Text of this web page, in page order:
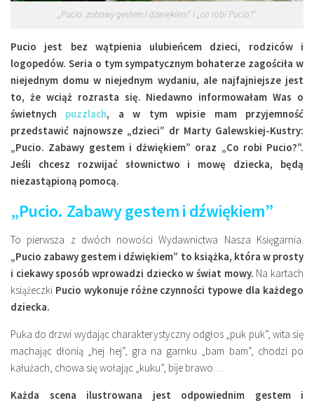
Kultura
Wydarzenia
Podróże
„Pucio. zabawy gestem i dżwiękiem” i „co robi Pucio?”
Pucio jest bez wątpienia ulubieńcem dzieci, rodziców i
logopedów. Seria o tym sympatycznym bohaterze zagościła w
niejednym domu w niejednym wydaniu, ale najfajniejsze jest
to, że wciąż rozrasta się. Niedawno informowałam Was o
świetnych puzzlach, a w tym wpisie mam przyjemność
przedstawić najnowsze „dzieci” dr Marty Galewskiej-Kustry:
„Pucio. Zabawy gestem i dżwiękiem” oraz „Co robi Pucio?”.
Jeśli chcesz rozwijać słownictwo i mowę dziecka, będą
niezastąpioną pomocą.
„Pucio. Zabawy gestem i dźwiękiem”
To pierwsza z dwóch nowości Wydawnictwa Nasza Księgarnia.
„Pucio zabawy gestem i dźwiękiem” to książka, która w prosty
i ciekawy sposób wprowadzi dziecko w świat mowy. Na kartach
książeczki Pucio wykonuje różne czynności typowe dla każdego
dziecka.
Puka do drzwi wydając charakterystyczny odgłos „puk puk”, wita się
machając dłonią „hej hej”, gra na garnku „bam bam”, chodzi po
kałużach, chowa się wołając „kuku”, bije brawo…
Każda scena ilustrowana jest odpowiednim gestem i